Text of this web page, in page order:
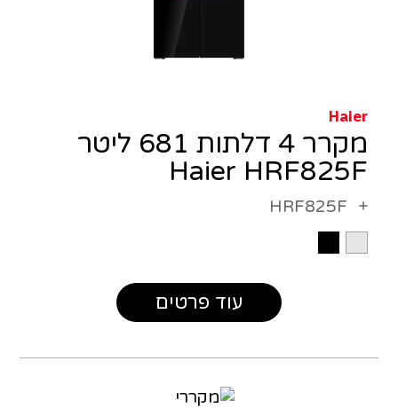
Haier
מקרר 4 דלתות 681 ליטר
Haier HRF825F
HRF825F
עוד פרטים